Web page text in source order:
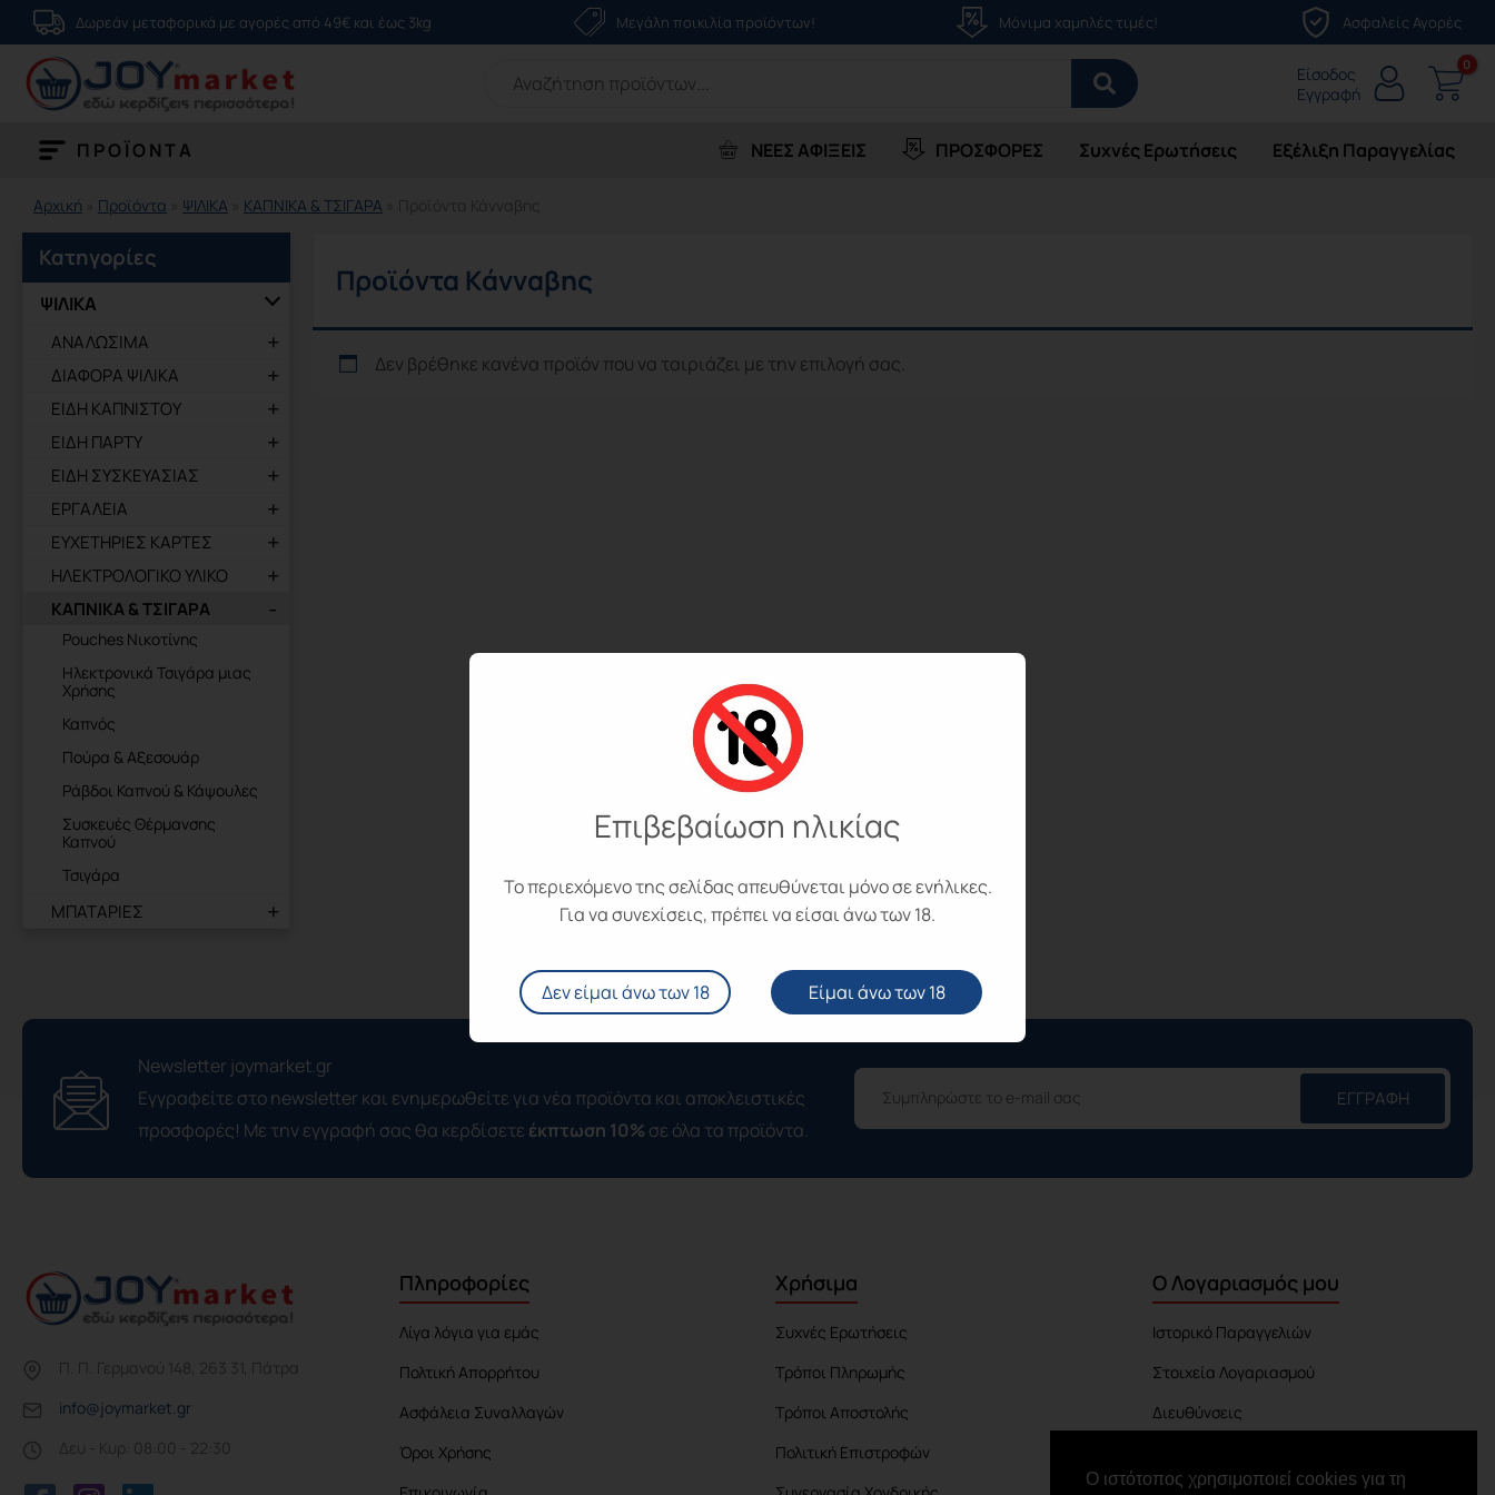
Ο ιστότοπος χρησιμοποιεί cookies για τη
Μετάβαση
στο
περιεχόμενο
Δωρεάν μεταφορικά με αγορές από 49€ και έως 3kg Μεγάλη ποικιλία προϊόντων! Μόνιμα χαμηλές τιμές! Ασφαλείς Αγορές
Είσοδος
Εγγραφή
ΠΡΟΪΟΝΤΑ ΝΕΕΣ ΑΦΙΞΕΙΣ ΠΡΟΣΦΟΡΕΣ Συχνές Ερωτήσεις Εξέλιξη Παραγγελίας
Αρχική Προϊόντα ΨΙΛΙΚΑ ΚΑΠΝΙΚΑ & ΤΣΙΓΑΡΑ
Κατηγορίες
ΨΙΛΙΚΑ
ΑΝΑΛΩΣΙΜΑ
ΔΙΑΦΟΡΑ ΨΙΛΙΚΑ
ΕΙΔΗ ΚΑΠΝΙΣΤΟΥ
ΕΙΔΗ ΠΑΡΤΥ
ΕΙΔΗ ΣΥΣΚΕΥΑΣΙΑΣ
ΕΡΓΑΛΕΙΑ
ΕΥΧΕΤΗΡΙΕΣ ΚΑΡΤΕΣ
ΗΛΕΚΤΡΟΛΟΓΙΚΟ ΥΛΙΚΟ
ΚΑΠΝΙΚΑ & ΤΣΙΓΑΡΑ
Pouches Νικοτίνης
Ηλεκτρονικά Τσιγάρα μιας
Χρήσης
Καπνός
Πούρα & Αξεσουάρ
Ράβδοι Καπνού & Κάψουλες
Συσκευές Θέρμανσης
Καπνού
Τσιγάρα
ΜΠΑΤΑΡΙΕΣ
Προϊόντα Κάνναβης
Δεν βρέθηκε κανένα προϊόν που να ταιριάζει με την επιλογή σας.
Newsletter joymarket.gr
Εγγραφείτε στο newsletter και ενημερωθείτε για νέα προϊόντα και αποκλειστικές
προσφορές! Με την εγγραφή σας θα κερδίσετε έκπτωση 10% σε όλα τα προϊόντα.
ΕΓΓΡΑΦΉ
Π. Π. Γερμανού 148, 263 31, Πάτρα
info@joymarket.gr
Δευ - Κυρ: 08:00 - 22:30
Πληροφορίες
Λίγα λόγια για εμάς
Πολτική Απορρήτου
Ασφάλεια Συναλλαγών
Όροι Χρήσης
Χρήσιμα
Συχνές Ερωτήσεις
Τρόποι Πληρωμής
Τρόποι Αποστολής
Πολιτική Επιστροφών
Ο Λογαριασμός μου
Ιστορικό Παραγγελιών
Στοιχεία Λογαριασμού
Διευθύνσεις
Επιβεβαίωση ηλικίας
Το περιεχόμενο της σελίδας απευθύνεται μόνο σε ενήλικες.
Για να συνεχίσεις, πρέπει να είσαι άνω των 18.
Είμαι άνω των 18
Δεν είμαι άνω των 18